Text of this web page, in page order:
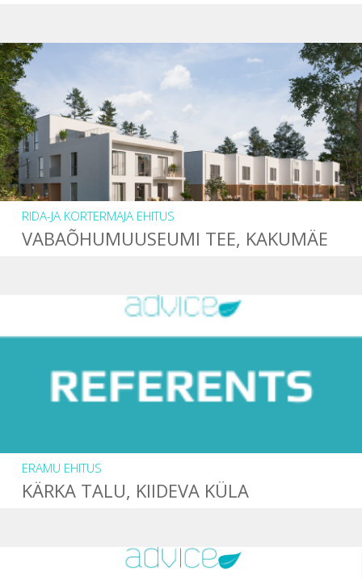
RIDA-JA KORTERMAJA EHITUS
VABAÕHUMUUSEUMI TEE, KAKUMÄE
ERAMU EHITUS
KÄRKA TALU, KIIDEVA KÜLA